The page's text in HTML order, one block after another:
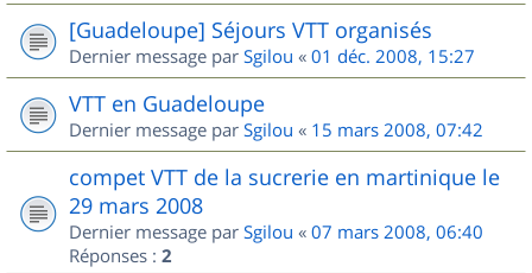
[Guadeloupe] Séjours VTT organisés
Dernier message par Sgilou « 01 déc. 2008, 15:27
VTT en Guadeloupe
Dernier message par Sgilou « 15 mars 2008, 07:42
compet VTT de la sucrerie en martinique le
29 mars 2008
Dernier message par Sgilou « 07 mars 2008, 06:40
Réponses : 2